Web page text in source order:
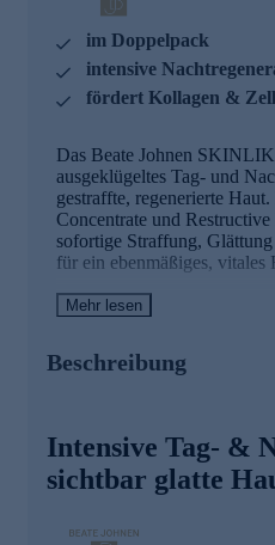
im Doppelpack
intensive
fördert Kollagen &
Das Beate Johnen
ausgeklügeltes Tag- und
gestraffte, regenerierte
Concentrate und
sofortige Straffung,
für ein ebenmäßiges,
Die
RAPID LIFT DAY
Optische Glättung der
Reduziert spürbar
strahlendes
strahlendes
Mehr lesen
Beschreibung
Intensive Tag- &
sichtbar glatte